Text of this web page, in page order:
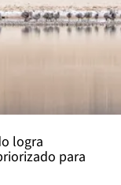
logra
para